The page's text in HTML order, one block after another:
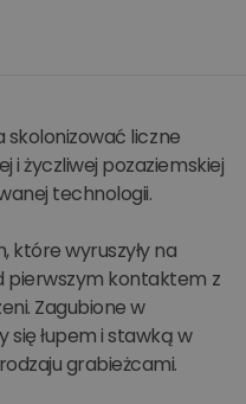
skolonizować liczne
i życzliwej pozaziemskiej
technologii.
które wyruszyły na
pierwszym kontaktem z
Zagubione w
się łupem i stawką w
grabieżcami.